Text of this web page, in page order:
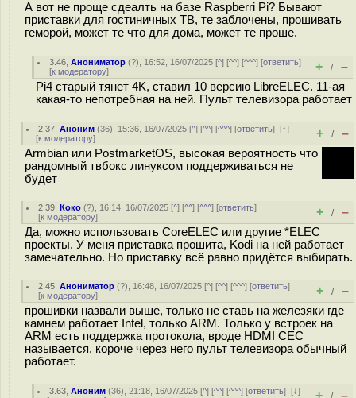
А вот не проще сдеалть на базе Raspberri Pi? Бывают
приставки для гостиничных ТВ, те заблочены, прошивать
геморой, может те что для дома, может те проше.
3.46 ,Анониматор (?), 16:52, 16/07/2025 [^] [^^] [^^^] [ответить]
[к модератору] + / –
Pi4 старый тянет 4K, ставил 10 версию LibreELEC. 11-ая
какая-то непотребная на ней. Пульт телевизора работает
2.37 ,Аноним (36), 15:36, 16/07/2025 [^] [^^] [^^^] [ответить][↑]
[к модератору] + / –
Armbian или PostmarketOS, высокая вероятность что
рандомный твбокс линуксом поддерживаться не
будет
2.39 ,Коко (?), 16:14, 16/07/2025 [^] [^^] [^^^] [ответить]
[к модератору] + / –
Да, можно использовать CoreELEC или другие *ELEC
проекты. У меня приставка прошита, Kodi на ней работает
замечательно. Но приставку всё равно придётся выбирать.
2.45 ,Анониматор (?), 16:48, 16/07/2025 [^] [^^] [^^^] [ответить]
[к модератору] + / –
прошивки назвали выше, только не ставь на железяки где
камнем работает Intel, только ARM. Только у встроек на
ARM есть поддержка протокола, вроде HDMI CEC
называется, короче через него пульт телевизора обычный
работает.
3.63 ,Аноним (36), 21:18, 16/07/2025 [^] [^^] [^^^] [ответить][↓]
+ –